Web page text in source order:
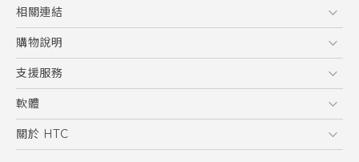
User manual
5G
配件
相關連結
HTC Research
購物說明
購物須知
付款方式
支援服務
到府收送維修服務
客戶服務佈告欄
軟體
應用程式
關於 HTC